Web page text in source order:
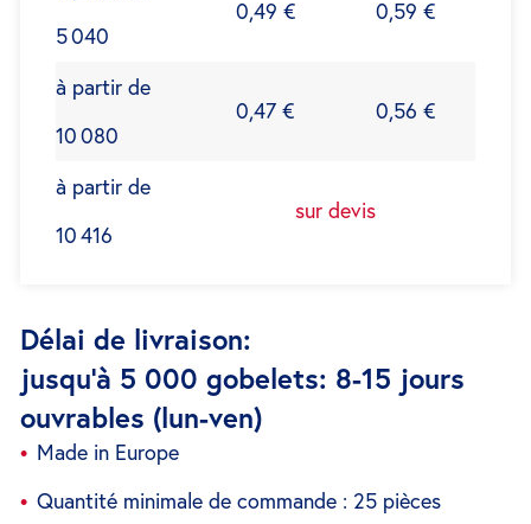
5 040
0,49 € 0,59 €
à partir de
10 080
0,47 € 0,56 €
à partir de
10 416
sur devis
Délai de livraison:
jusqu'à 5 000 gobelets: 8-15 jours
ouvrables (lun-ven)
Made in Europe
Quantité minimale de commande : 25 pièces